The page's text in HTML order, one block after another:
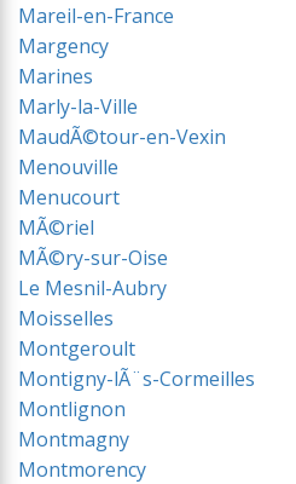
Mareil-en-France
Margency
Marines
Marly-la-Ville
MaudÃ©tour-en-Vexin
Menouville
Menucourt
MÃ©riel
MÃ©ry-sur-Oise
Le Mesnil-Aubry
Moisselles
Montgeroult
Montigny-lÃ¨s-Cormeilles
Montlignon
Montmagny
Montmorency